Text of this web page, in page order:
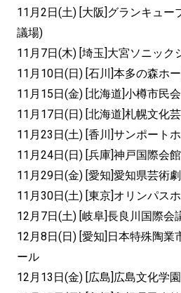
11月2日(土) [大阪]グランキュー
議場)
11月7日(木) [埼玉]大宮ソニック
11月10日(日) [石川]本多の森ホ
11月15日(金) [北海道]小樽市民
11月17日(日) [北海道]札幌文化
11月23日(土) [香川]サンポート
11月24日(日) [兵庫]神戸国際会
11月29日(金) [愛知]愛知県芸術
11月30日(土) [東京]オリンパス
12月7日(土) [岐阜]長良川国際会
12月8日(日) [愛知]日本特殊陶業
ール
12月13日(金) [広島]広島文化学